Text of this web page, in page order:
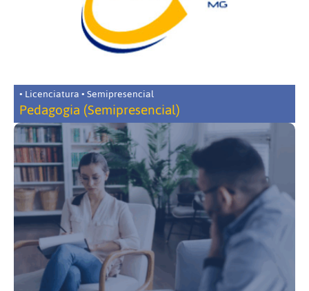
• Licenciatura • Semipresencial
Pedagogia (Semipresencial)